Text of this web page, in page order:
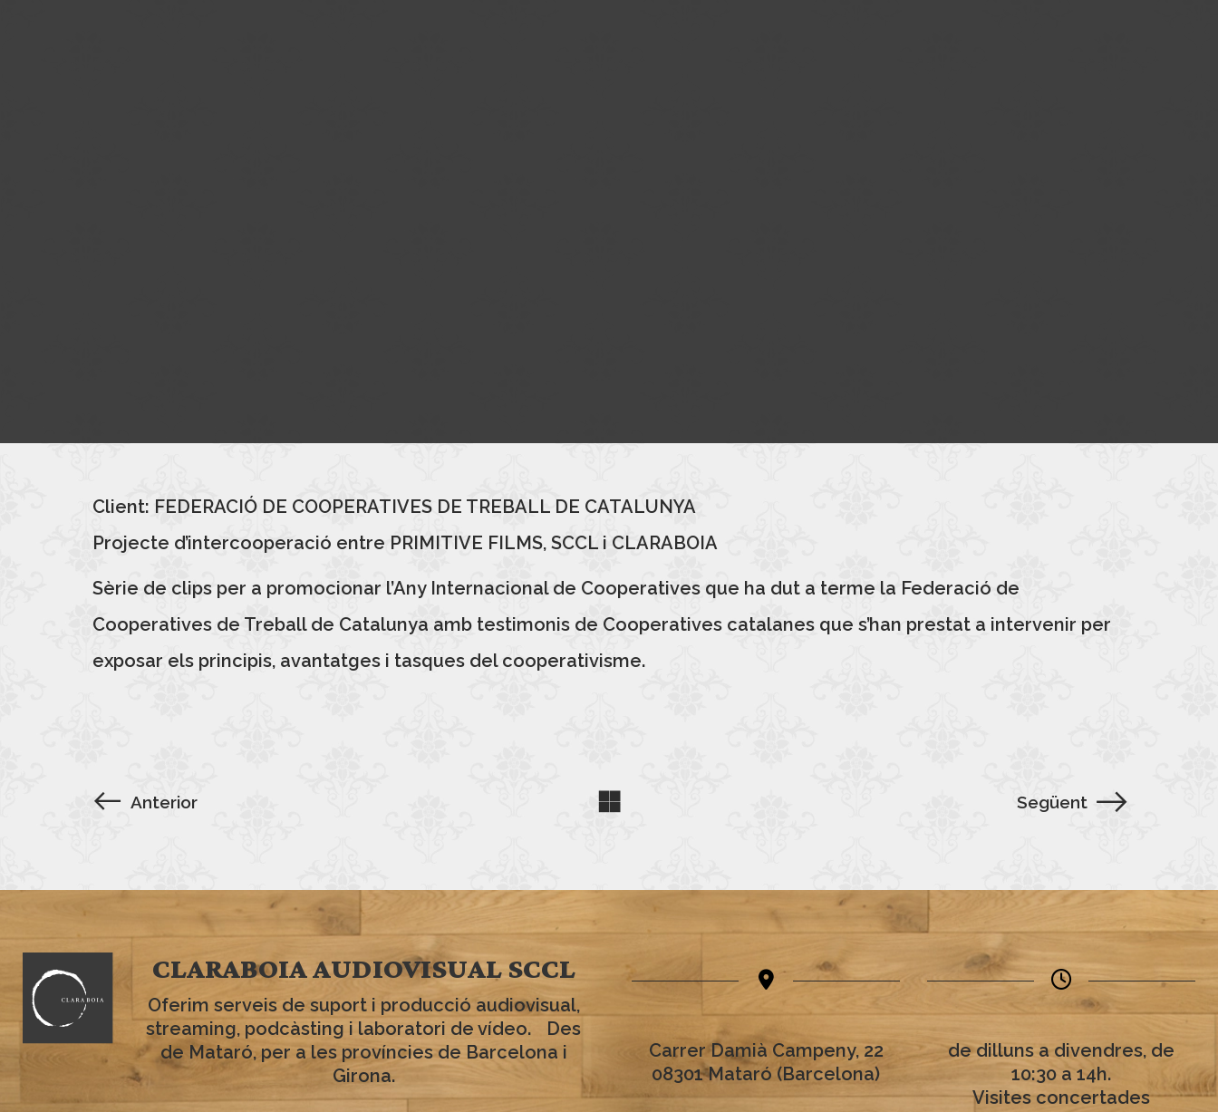
Client: FEDERACIÓ DE COOPERATIVES DE TREBALL DE CATALUNYA
Projecte d’intercooperació entre PRIMITIVE FILMS, SCCL i CLARABOIA
Sèrie de clips per a promocionar l’Any Internacional de Cooperatives que ha dut a terme la Federació de
Cooperatives de Treball de Catalunya amb testimonis de Cooperatives catalanes que s’han prestat a intervenir per
exposar els principis, avantatges i tasques del cooperativisme.
Anterior Següent
CLARABOIA AUDIOVISUAL SCCL
Oferim serveis de suport i producció audiovisual,
streaming, podcàsting i laboratori de vídeo. Des
de Mataró, per a les províncies de Barcelona i
Girona.
Carrer Damià Campeny, 22
08301 Mataró (Barcelona)
de dilluns a divendres, de
10:30 a 14h.
Visites concertades